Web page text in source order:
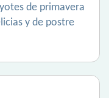
de primavera
y de postre